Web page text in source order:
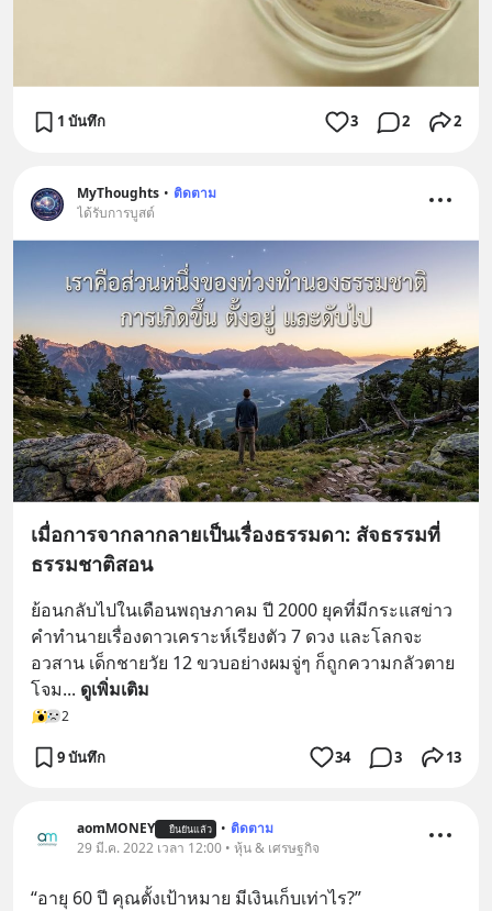
1 บันทึก 3 2 2
MyThoughts • ติดตาม
ได้รับการบูสต์
เมื่อการจากลากลายเป็นเรื่องธรรมดา: สัจธรรมที่
ธรรมชาติสอน
ย้อนกลับไปในเดือนพฤษภาคม ปี 2000 ยุคที่มีกระแสข่าว
คำทำนายเรื่องดาวเคราะห์เรียงตัว 7 ดวง และโลกจะ
อวสาน เด็กชายวัย 12 ขวบอย่างผมจู่ๆ ก็ถูกความกลัวตาย
โจม... ดูเพิ่มเติม
2
9 บันทึก 34 3 13
aomMONEY ยืนยันแล้ว • ติดตาม
29 มี.ค. 2022 เวลา 12:00 • หุ้น & เศรษฐกิจ
“อายุ 60 ปี คุณตั้งเป้าหมาย มีเงินเก็บเท่าไร?”